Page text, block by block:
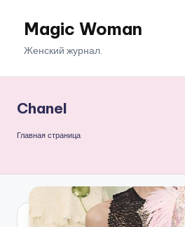
ПерейтиMagic Woman
Женский журнал.
Chanel
Главная страница